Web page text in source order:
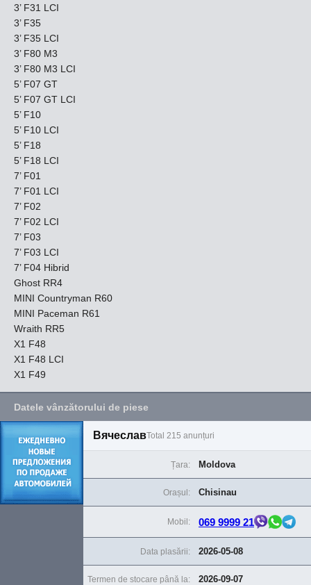
3’ F31 LCI
3’ F35
3’ F35 LCI
3’ F80 M3
3’ F80 M3 LCI
5’ F07 GT
5’ F07 GT LCI
5’ F10
5’ F10 LCI
5’ F18
5’ F18 LCI
7’ F01
7’ F01 LCI
7’ F02
7’ F02 LCI
7’ F03
7’ F03 LCI
7’ F04 Hibrid
Ghost RR4
MINI Countryman R60
MINI Paceman R61
Wraith RR5
X1 F48
X1 F48 LCI
X1 F49
Datele vânzătorului de piese
ВячеславTotal 215 anunțuri
Țara: Moldova
Data plasării: 2026-05-08
Orașul: Chisinau
Termen de stocare până la: 2026-09-07
Mobil: 069 9999 21